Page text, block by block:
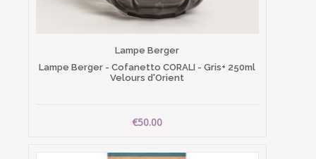
Lampe Berger
Lampe Berger - Cofanetto CORALI - Gris+ 250ml
Velours d'Orient
€50.00